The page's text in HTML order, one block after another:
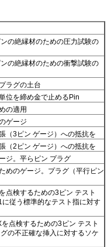
の絶縁材のための圧力試験の
の絶縁材のための衝撃試験の
ラグの土台
位を締め金で止めるPin
の適用
ゲージ
（3ピン ゲージ）への抵抗を
（2ピン ゲージ）への抵抗を
ジ。平らピン プラグ
めのゲージ。プラグ（平行ピン
点検するための3ピン テスト
従う標準的なテスト指に対す
点検するための3ピン テスト
の不正確な挿入に対するソケ